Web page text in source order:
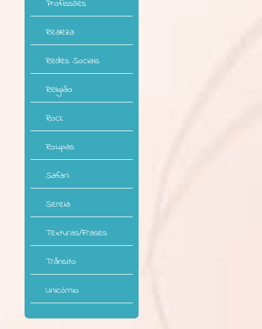
Profissões
Realeza
Redes Sociais
Religião
Rock
Roupas
Safari
Sereia
Texturas/Frases
Trânsito
Unicórnio